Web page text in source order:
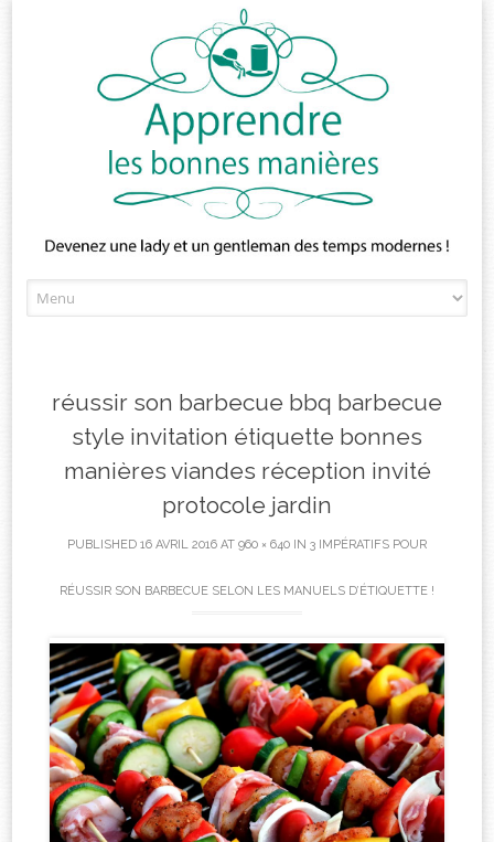
to
réussir son barbecue bbq barbecue
style invitation étiquette bonnes
manières viandes réception invité
protocole jardin
PUBLISHED 16 AVRIL 2016 AT 960 × 640 IN 3 IMPÉRATIFS POUR
RÉUSSIR SON BARBECUE SELON LES MANUELS D’ÉTIQUETTE !